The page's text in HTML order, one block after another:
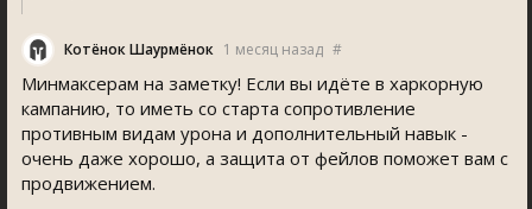
Котёнок Шаурмёнок 1 месяц назад #
Минмаксерам на заметку! Если вы идёте в харкорную
кампанию, то иметь со старта сопротивление
противным видам урона и дополнительный навык -
очень даже хорошо, а защита от фейлов поможет вам с
продвижением.